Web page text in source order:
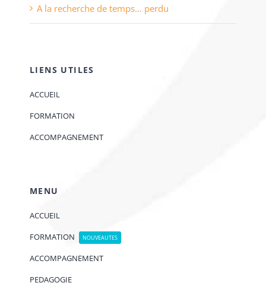
A la recherche de temps… perdu
LIENS UTILES
ACCUEIL
FORMATION
ACCOMPAGNEMENT
MENU
ACCUEIL
FORMATION
NOUVEAUTES
ACCOMPAGNEMENT
PEDAGOGIE